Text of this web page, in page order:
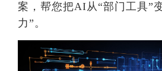
案，帮您把AI从“部门工具”
力”。